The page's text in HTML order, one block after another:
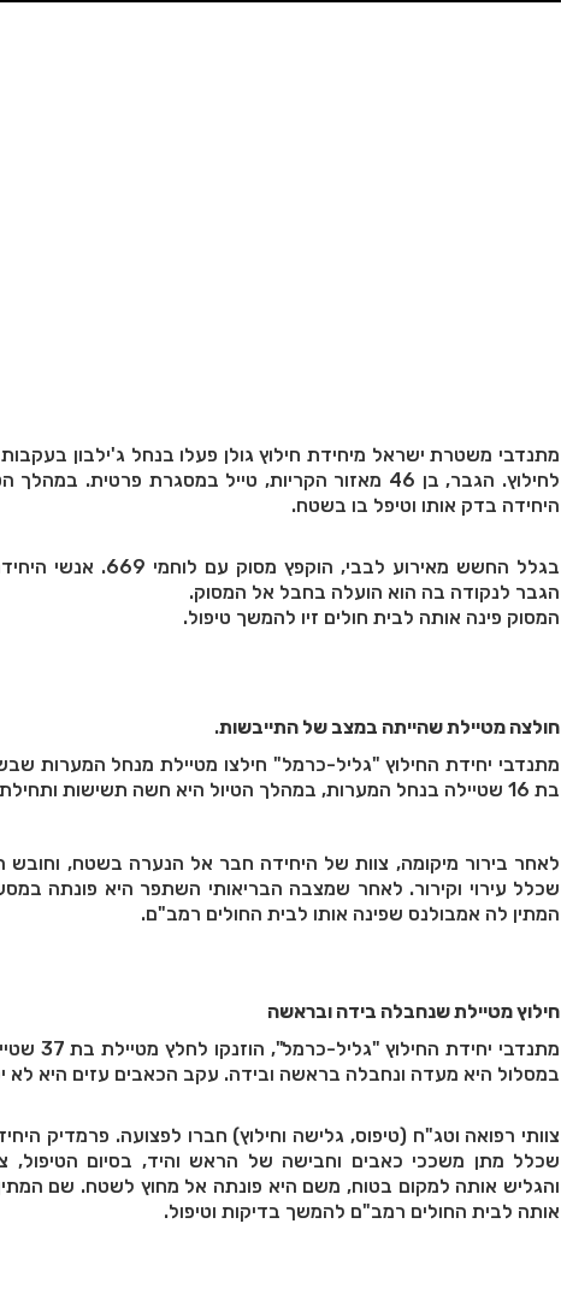
מתנדבי משטרת ישראל מיחידת חילוץ גולן פעלו בנחל ג'ילבון
לחילוץ. הגבר, בן 46 מאזור הקריות, טייל במסגרת
היחידה בדק אותו וטיפל בו בשטח.
בגלל החשש מאירוע לבבי,
הגבר לנקודה בה הוא הועלה בחבל אל המסוק.
המסוק פינה אותה לבית חולים זיו להמשך טיפול.
חולצה מטיילת שהייתה במצב של התייבשות.
מתנדבי יחידת החילוץ "גליל-כרמל" חילצו מטיילת מנחל המערות
בת 16 שטיילה בנחל המערות, במהלך הטיול היא חשה תשישות ותחילתה של התייבשות.
לאחר בירור מיקומה, צוות של היחידה חבר אל הנערה בשטח, וחובש
שכלל עירוי וקירור. לאחר שמצבה הבריאותי השתפר היא פונתה
המתין לה אמבולנס שפינה אותו לבית החולים רמב"ם.
חילוץ מטיילת שנחבלה בידה ובראשה
מתנדבי
במסלול היא מעדה ונחבלה בראשה ובידה. עקב הכאבים עזים היא לא
צוותי רפואה וטג"ח (טיפוס, גלישה וחילוץ) חברו לפצועה. פרמדיק
שכלל מתן משככי כאבים וחבישה של הראש והיד, בסיום הטיפול,
והגליש אותה למקום בטוח, משם היא פונתה אל מחוץ לשטח. שם
אותה לבית החולים רמב"ם להמשך בדיקות וטיפול.